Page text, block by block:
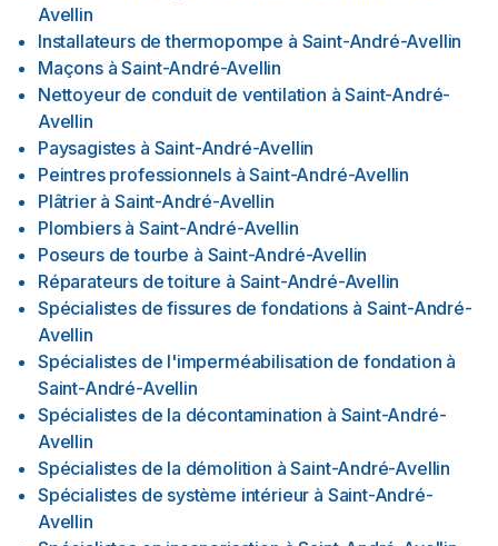
Avellin
Installateurs de thermopompe à Saint-André-Avellin
Maçons à Saint-André-Avellin
Nettoyeur de conduit de ventilation à Saint-André-
Avellin
Paysagistes à Saint-André-Avellin
Peintres professionnels à Saint-André-Avellin
Plâtrier à Saint-André-Avellin
Plombiers à Saint-André-Avellin
Poseurs de tourbe à Saint-André-Avellin
Réparateurs de toiture à Saint-André-Avellin
Spécialistes de fissures de fondations à Saint-André-
Avellin
Spécialistes de l'imperméabilisation de fondation à
Saint-André-Avellin
Spécialistes de la décontamination à Saint-André-
Avellin
Spécialistes de la démolition à Saint-André-Avellin
Spécialistes de système intérieur à Saint-André-
Avellin